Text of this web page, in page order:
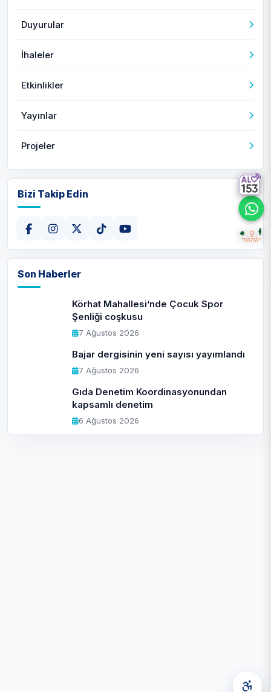
Duyurular
İhaleler
Etkinlikler
Yayınlar
Projeler
Bizi Takip Edin
Son Haberler
Körhat Mahallesi’nde Çocuk Spor
Şenliği coşkusu
7 Ağustos 2026
Bajar dergisinin yeni sayısı yayımlandı
7 Ağustos 2026
Gıda Denetim Koordinasyonundan
kapsamlı denetim
6 Ağustos 2026